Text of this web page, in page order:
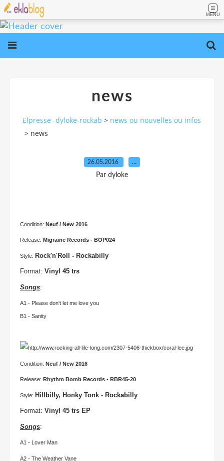
MENU
news
Elpresse -dyloke-rockab > news ou nouvelles ou infos
> news
26.05.2016 …
Par dyloke
Condition: Neuf / New 2016
Release: Migraine Records - BOP024
Style: Rock'n'Roll - Rockabilly
Format: Vinyl 45 trs
Songs:
A1 - Please don't let me love you
B1 - Sanity
Condition: Neuf / New 2016
Release: Rhythm Bomb Records - RBR45-20
Style: Hillbilly, Honky Tonk - Rockabilly
Format: Vinyl 45 trs EP
Songs:
A1 - Lover Man
A2 - The Weather Vane